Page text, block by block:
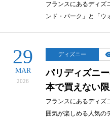
フランスにあるディズ
ンド・パーク」と「
29
MAR
2026
ディズニー
パリディズニ
本で買えない
フランスにあるディズ
囲気が楽しめる人気